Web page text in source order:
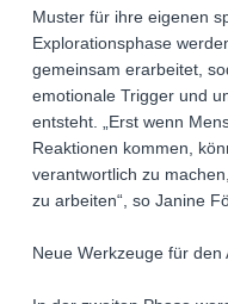
Muster für ihre eigenen
Explorationsphase
gemeinsam erarbeitet,
emotionale Trigger und
entsteht. „Erst wenn
Reaktionen kommen,
verantwortlich zu
zu arbeiten“, so Janine
Neue Werkzeuge für den